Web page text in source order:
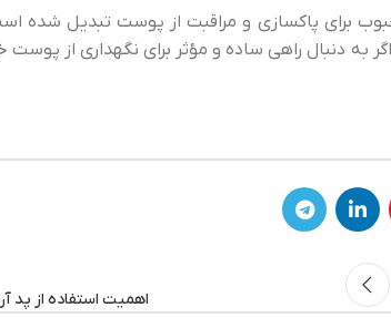
برای پاکسازی و مراقبت از پوست تبدیل شده
به دنبال راهی ساده و مؤثر برای نگهداری از
اهمیت استفاده از پد